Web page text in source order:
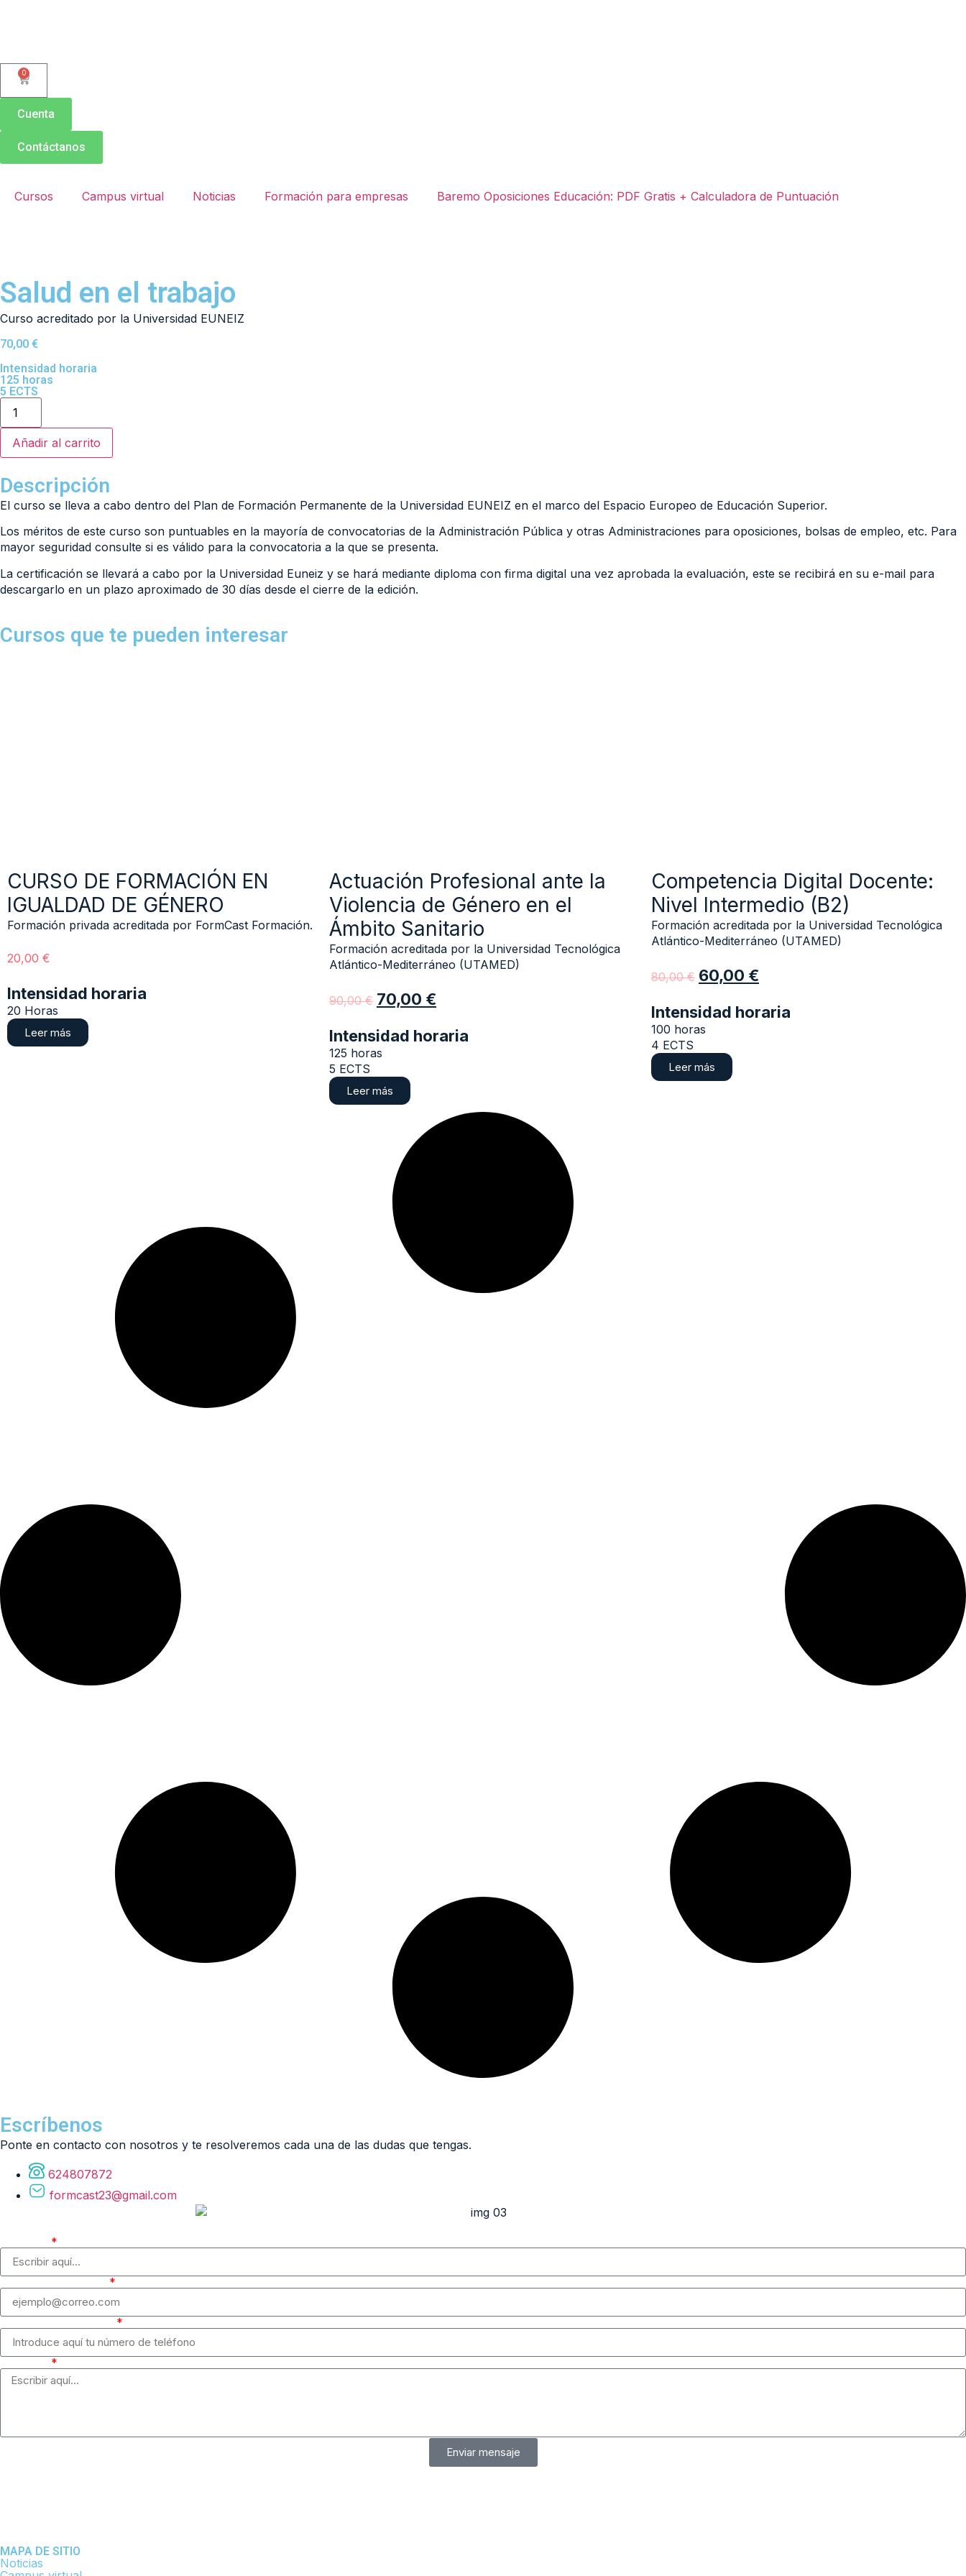
0
Cuenta
Contáctanos
Cursos Campus virtual Noticias Formación para empresas Baremo Oposiciones Educación: PDF Gratis + Calculadora de Puntuación
Salud en el trabajo
Curso acreditado por la Universidad EUNEIZ
70,00 €
Intensidad horaria
125 horas
5 ECTS
Añadir al carrito
Descripción
El curso se lleva a cabo dentro del Plan de Formación Permanente de la Universidad EUNEIZ en el marco del Espacio Europeo de Educación Superior.
Los méritos de este curso son puntuables en la mayoría de convocatorias de la Administración Pública y otras Administraciones para oposiciones, bolsas de empleo, etc. Para
mayor seguridad consulte si es válido para la convocatoria a la que se presenta.
La certificación se llevará a cabo por la Universidad Euneiz y se hará mediante diploma con firma digital una vez aprobada la evaluación, este se recibirá en su e-mail para
descargarlo en un plazo aproximado de 30 días desde el cierre de la edición.
Cursos que te pueden interesar
CURSO DE FORMACIÓN EN
IGUALDAD DE GÉNERO
Formación privada acreditada por FormCast Formación.
20,00 €
Intensidad horaria
20 Horas
Leer más
Actuación Profesional ante la
Violencia de Género en el
Ámbito Sanitario
Formación acreditada por la Universidad Tecnológica
Atlántico-Mediterráneo (UTAMED)
90,00€ 70,00 €
Intensidad horaria
125 horas
5 ECTS
Leer más
Competencia Digital Docente:
Nivel Intermedio (B2)
Formación acreditada por la Universidad Tecnológica
Atlántico-Mediterráneo (UTAMED)
80,00€ 60,00 €
Intensidad horaria
100 horas
4 ECTS
Leer más
Escríbenos
Ponte en contacto con nosotros y te resolveremos cada una de las dudas que tengas.
624807872
formcast23@gmail.com
Enviar mensaje
MAPA DE SITIO
Noticias